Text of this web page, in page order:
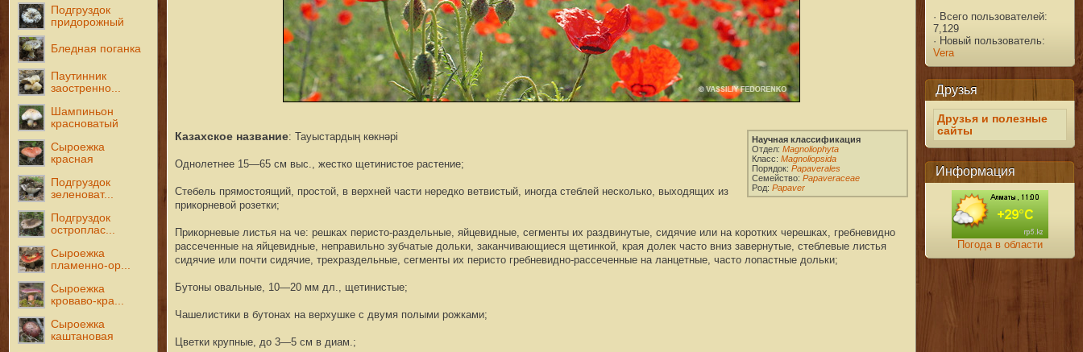
Подгруздок
придорожный
Бледная поганка
Паутинник
заостренно...
Шампиньон
красноватый
Сыроежка
красная
Подгруздок
зеленоват...
Подгруздок
остроплас...
Сыроежка
пламенно-ор...
Сыроежка
кроваво-кра...
Сыроежка
каштановая
· Всего пользователей:
7,129
· Новый пользователь:
Vera
Друзья
Друзья и полезные
сайты
Информация
Погода в области
Казахское название: Тауыстардың көкнәрi
Однолетнее 15—65 см выс., жестко щетинистое растение;
Стебель прямостоящий, простой, в верхней части нередко ветвистый, иногда стеблей несколько, выходящих из
прикорневой розетки;
Прикорневые листья на че: решках перисто-раздельные, яйцевидные, сегменты их раздвинутые, сидячие или на коротких черешках, гребневидно
рассеченные на яйцевидные, неправильно зубчатые дольки, заканчивающиеся щетинкой, края долек часто вниз завернутые, стеблевые листья
сидячие или почти сидячие, трехраздельные, сегменты их перисто гребневидно-рассеченные на ланцетные, часто лопастные дольки;
Бутоны овальные, 10—20 мм дл., щетинистые;
Чашелистики в бутонах на верхушке с двумя полыми рожками;
ветки крупные, до 3—5 см в диам.;